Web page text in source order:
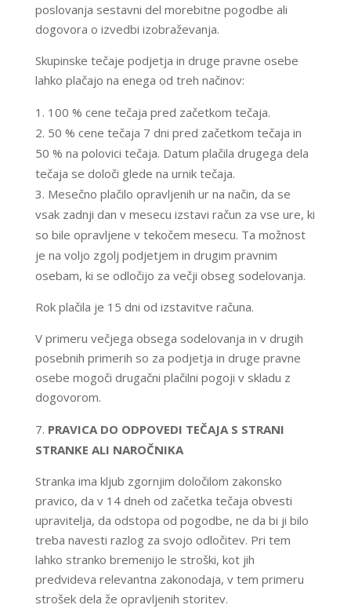
poslovanja sestavni del morebitne pogodbe ali
dogovora o izvedbi izobraževanja.
Skupinske tečaje podjetja in druge pravne osebe
lahko plačajo na enega od treh načinov:
100 % cene tečaja pred začetkom tečaja.
50 % cene tečaja 7 dni pred začetkom tečaja in
50 % na polovici tečaja. Datum plačila drugega dela
tečaja se določi glede na urnik tečaja.
Mesečno plačilo opravljenih ur na način, da se
vsak zadnji dan v mesecu izstavi račun za vse ure, ki
so bile opravljene v tekočem mesecu. Ta možnost
je na voljo zgolj podjetjem in drugim pravnim
osebam, ki se odločijo za večji obseg sodelovanja.
Rok plačila je 15 dni od izstavitve računa.
V primeru večjega obsega sodelovanja in v drugih
posebnih primerih so za podjetja in druge pravne
osebe mogoči drugačni plačilni pogoji v skladu z
dogovorom.​​
PRAVICA DO ODPOVEDI TEČAJA S STRANI
STRANKE ALI NAROČNIKA
Stranka ima kljub zgornjim določilom zakonsko
pravico, da v 14 dneh od začetka tečaja obvesti
upravitelja, da odstopa od pogodbe, ne da bi ji bilo
treba navesti razlog za svojo odločitev. Pri tem
lahko stranko bremenijo le stroški, kot jih
predvideva relevantna zakonodaja, v tem primeru
strošek dela že opravljenih storitev.